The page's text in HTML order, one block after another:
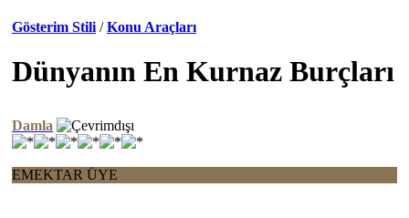
Gösterim Stili / Konu Araçları
Dünyanın En Kurnaz Burçları
Damla
EMEKTAR ÜYE